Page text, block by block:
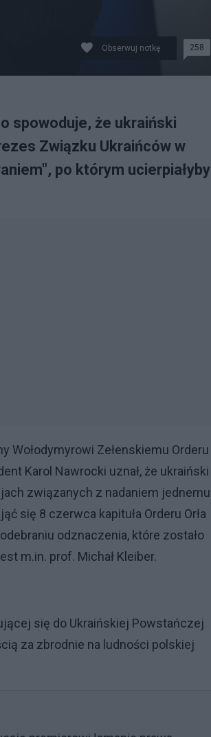
Obserwuj notkę 258
spowoduje, że ukraiński
Związku Ukraińców w
po którym ucierpiałyby
Wołodymyrowi Zełenskiemu Orderu
Karol Nawrocki uznał, że ukraiński
związanych z nadaniem jednemu
się 8 czerwca kapituła Orderu Orła
odznaczenia, które zostało
m.in. prof. Michał Kleiber.
się do Ukraińskiej Powstańczej
za zbrodnie na ludności polskiej